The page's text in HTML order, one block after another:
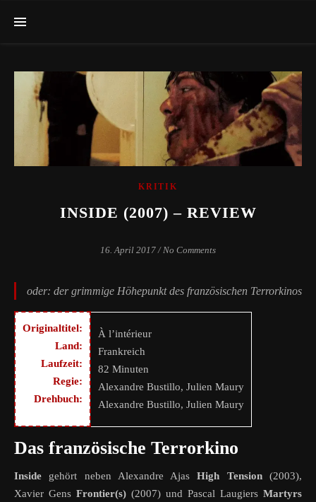
KRITIK
INSIDE (2007) – REVIEW
16. April 2017 / No Comments
oder: der grimmige Höhepunkt des französischen Terrorkinos
Originaltitel:
Land:
Laufzeit:
Regie:
Drehbuch:
À l’intérieur
Frankreich
82 Minuten
Alexandre Bustillo, Julien Maury
Alexandre Bustillo, Julien Maury
Das französische Terrorkino
Inside gehört neben Alexandre AjasHigh Tension(2003),
Xavier Gens Frontier(s) (2007) und Pascal Laugiers Martyrs